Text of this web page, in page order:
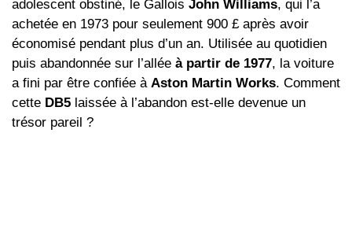
adolescent obstiné, le Gallois John Williams, qui l’a
achetée en 1973 pour seulement 900 £ après avoir
économisé pendant plus d’un an. Utilisée au quotidien
puis abandonnée sur l’allée à partir de 1977, la voiture
a fini par être confiée à Aston Martin Works. Comment
cette DB5 laissée à l’abandon est-elle devenue un
trésor pareil ?